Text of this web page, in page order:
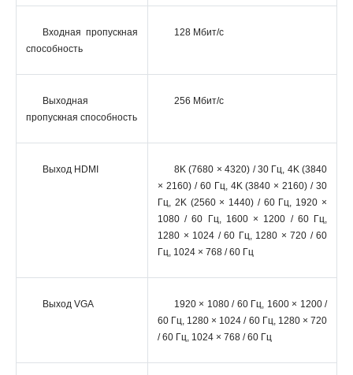
Входная пропускная
способность
128 Мбит/с
Выходная
пропускная способность
256 Мбит/с
Выход HDMI
8K (7680 × 4320) / 30 Гц, 4K (3840
× 2160) / 60 Гц, 4K (3840 × 2160) / 30
Гц, 2K (2560 × 1440) / 60 Гц, 1920 ×
1080 / 60 Гц, 1600 × 1200 / 60 Гц,
1280 × 1024 / 60 Гц, 1280 × 720 / 60
Гц, 1024 × 768 / 60 Гц
Выход VGA
1920 × 1080 / 60 Гц, 1600 × 1200 /
60 Гц, 1280 × 1024 / 60 Гц, 1280 × 720
/ 60 Гц, 1024 × 768 / 60 Гц